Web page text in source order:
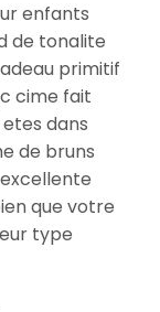
enfants
de tonalite
primitif
cime fait
dans
de bruns
que votre
type